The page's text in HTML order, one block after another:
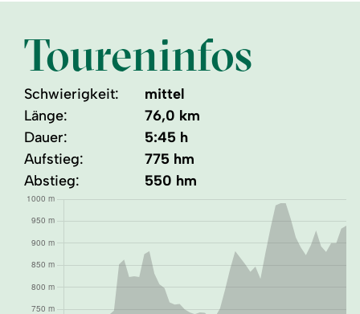
Toureninfos
Schwierigkeit:
mittel
Länge:
76,0 km
Dauer:
5:45 h
Aufstieg:
775 hm
Abstieg:
550 hm